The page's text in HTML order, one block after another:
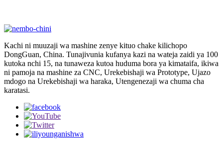
Kachi ni muuzaji wa mashine zenye kituo chake kilichopo
DongGuan, China. Tunajivunia kufanya kazi na wateja zaidi ya 100
kutoka nchi 15, na tunaweza kutoa huduma bora ya kimataifa, ikiwa
ni pamoja na mashine za CNC, Urekebishaji wa Prototype, Ujazo
mdogo na Urekebishaji wa haraka, Utengenezaji wa chuma cha
karatasi.